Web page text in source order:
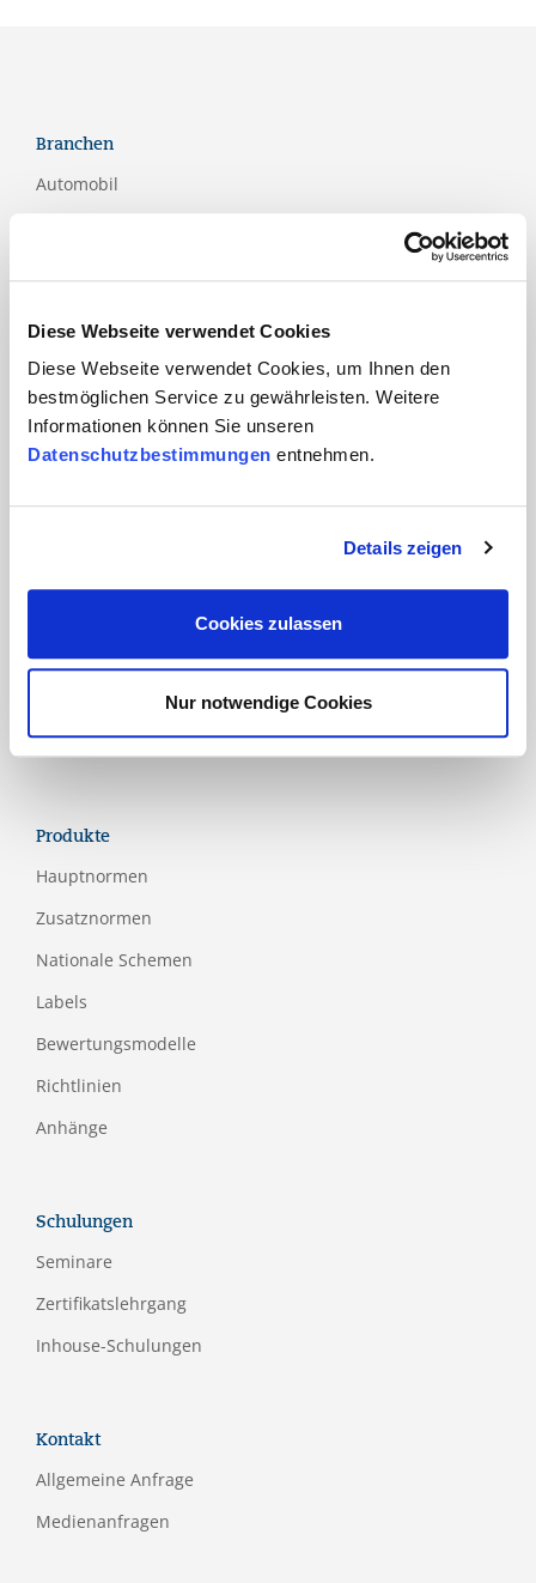
Diese Webseite verwendet Cookies
Diese Webseite verwendet Cookies, um Ihnen den
bestmöglichen Service zu gewährleisten. Weitere
Informationen können Sie unseren
Datenschutzbestimmungen entnehmen.
Details zeigen
Cookies zulassen
Nur notwendige Cookies
Branchen
Automobil
Bildung
Dienstleistungen
Finanzdienstleistungen
Gesundheits- und Sozialwesen
Medical
Papier- und Holzindustrie
Tourismus
Produkte
Hauptnormen
Zusatznormen
Nationale Schemen
Labels
Bewertungsmodelle
Richtlinien
Anhänge
Schulungen
Seminare
Zertifikatslehrgang
Inhouse-Schulungen
Kontakt
Allgemeine Anfrage
Medienanfragen